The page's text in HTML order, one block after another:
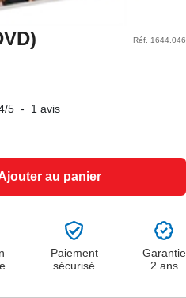
Réf. 1644.046
/5 - 1 avis
au panier
Paiement
sécurisé
Garantie
2 ans